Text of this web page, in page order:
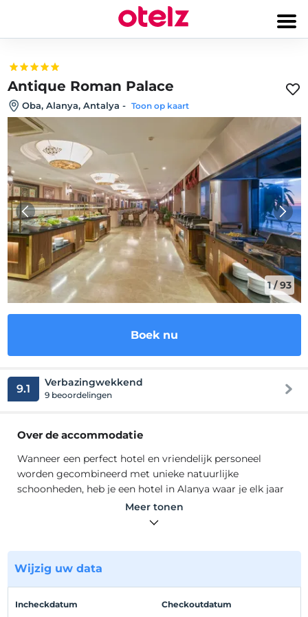
Antique Roman Palace
Oba, Alanya, Antalya - Toon op kaart
1/93
Boek nu
9.1 Verbazingwekkend
9 beoordelingen
Over de accommodatie
Wanneer een perfect hotel en vriendelijk personeel
worden gecombineerd met unieke natuurlijke
schoonheden, heb je een hotel in Alanya waar je elk jaar
heen wilt gaan.Boetiekhotel Antiek Romeins Paleis
gelegen in Alanya, dat de mooiste zee, natuur en
een capaciteit van 326 bedden.
Wanneer een perfect hotel en vriendelijk personeel
heen wilt gaan.Boetiekhotel Antiek Romeins Paleis
Meer tonen
Wijzig uw data
Incheckdatum Checkoutdatum